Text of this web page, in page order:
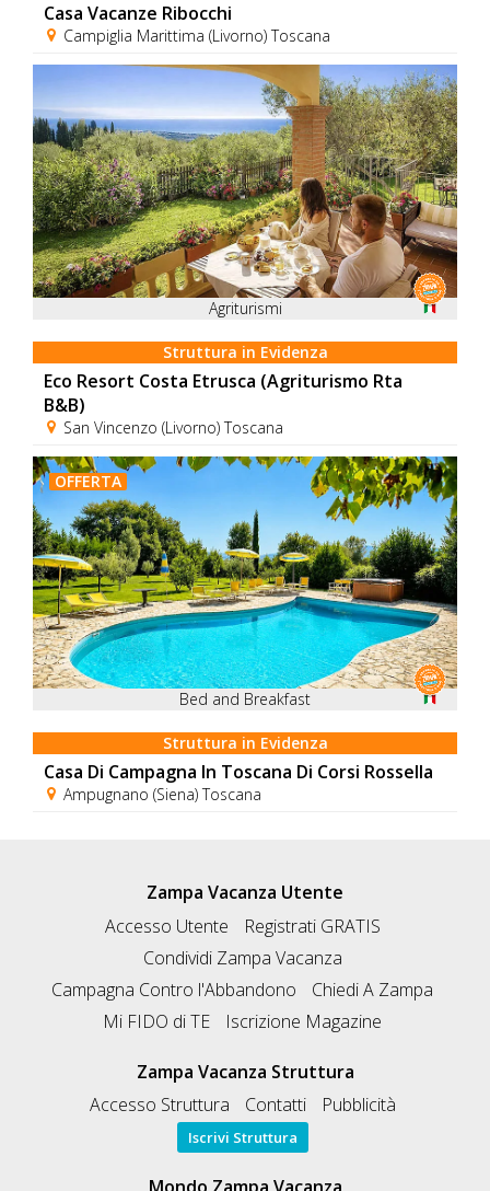
Casa Vacanze Ribocchi
Campiglia Marittima (Livorno) Toscana
Agriturismi
Struttura in Evidenza
Eco Resort Costa Etrusca (Agriturismo Rta
B&B)
San Vincenzo (Livorno) Toscana
OFFERTA
Bed and Breakfast
Struttura in Evidenza
Casa Di Campagna In Toscana Di Corsi Rossella
Ampugnano (Siena) Toscana
Zampa Vacanza Utente
Accesso Utente
Registrati GRATIS
Condividi Zampa Vacanza
Campagna Contro l'Abbandono
Chiedi A Zampa
Mi FIDO di TE
Iscrizione Magazine
Zampa Vacanza Struttura
Accesso Struttura
Contatti Pubblicità
Iscrivi Struttura